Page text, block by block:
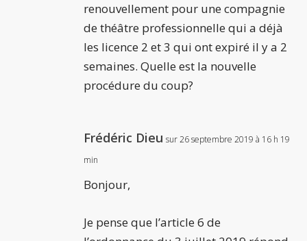
renouvellement pour une compagnie
de théâtre professionnelle qui a déjà
les licence 2 et 3 qui ont expiré il y a 2
semaines. Quelle est la nouvelle
procédure du coup?
Frédéric Dieu sur 26 septembre 2019 à 16 h 19
min
Bonjour,
Je pense que l’article 6 de